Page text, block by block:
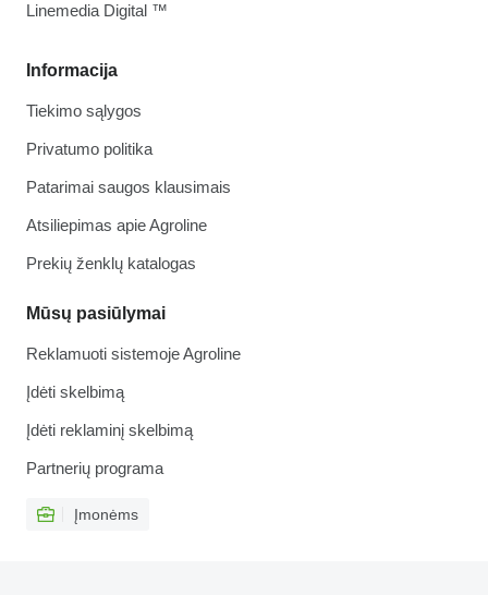
Informacija
Tiekimo sąlygos
Privatumo politika
Patarimai saugos klausimais
Atsiliepimas apie Agroline
Prekių ženklų katalogas
Mūsų pasiūlymai
Reklamuoti sistemoje Agroline
Įdėti skelbimą
Įdėti reklaminį skelbimą
Partnerių programa
Įmonėms
Linemedia Digital ™